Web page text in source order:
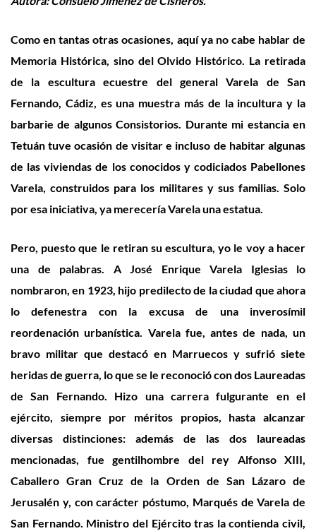
Como en tantas otras ocasiones, aquí ya no cabe hablar de
Memoria Histórica, sino del Olvido Histórico. La retirada
de la escultura ecuestre del general Varela de San
Fernando, Cádiz, es una muestra más de la incultura y la
barbarie de algunos Consistorios. Durante mi estancia en
Tetuán tuve ocasión de visitar e incluso de habitar algunas
de las viviendas de los conocidos y codiciados Pabellones
Varela, construidos para los militares y sus familias. Solo
por esa iniciativa, ya merecería Varela una estatua.
Pero, puesto que le retiran su escultura, yo le voy a hacer
una de palabras. A José Enrique Varela Iglesias lo
nombraron, en 1923, hijo predilecto de la ciudad que ahora
lo defenestra con la excusa de una inverosímil
reordenación urbanística. Varela fue, antes de nada, un
bravo militar que destacó en Marruecos y sufrió siete
heridas de guerra, lo que se le reconoció con dos Laureadas
de San Fernando. Hizo una carrera fulgurante en el
ejército, siempre por méritos propios, hasta alcanzar
diversas distinciones: además de las dos laureadas
mencionadas, fue gentilhombre del rey Alfonso XIII,
Caballero Gran Cruz de la Orden de San Lázaro de
Jerusalén y, con carácter póstumo, Marqués de Varela de
San Fernando. Ministro del Ejército tras la contienda civil,